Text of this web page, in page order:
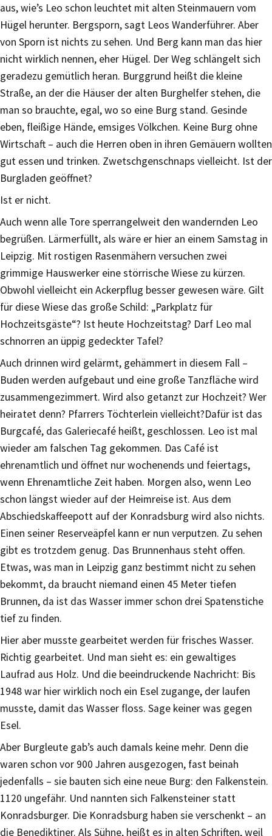
aus, wie’s Leo schon leuchtet mit alten Steinmauern vom
Hügel herunter. Bergsporn, sagt Leos Wanderführer. Aber
von Sporn ist nichts zu sehen. Und Berg kann man das hier
nicht wirklich nennen, eher Hügel. Der Weg schlängelt sich
geradezu gemütlich heran. Burggrund heißt die kleine
Straße, an der die Häuser der alten Burghelfer stehen, die
man so brauchte, egal, wo so eine Burg stand. Gesinde
eben, fleißige Hände, emsiges Völkchen. Keine Burg ohne
Wirtschaft – auch die Herren oben in ihren Gemäuern wollten
gut essen und trinken. Zwetschgenschnaps vielleicht. Ist der
Burgladen geöffnet?
Ist er nicht.
Auch wenn alle Tore sperrangelweit den wandernden Leo
begrüßen. Lärmerfüllt, als wäre er hier an einem Samstag in
Leipzig. Mit rostigen Rasenmähern versuchen zwei
grimmige Hauswerker eine störrische Wiese zu kürzen.
Obwohl vielleicht ein Ackerpflug besser gewesen wäre. Gilt
für diese Wiese das große Schild: „Parkplatz für
Hochzeitsgäste“? Ist heute Hochzeitstag? Darf Leo mal
schnorren an üppig gedeckter Tafel?
Auch drinnen wird gelärmt, gehämmert in diesem Fall –
Buden werden aufgebaut und eine große Tanzfläche wird
zusammengezimmert. Wird also getanzt zur Hochzeit? Wer
heiratet denn? Pfarrers Töchterlein vielleicht?Dafür ist das
Burgcafé, das Galeriecafé heißt, geschlossen. Leo ist mal
wieder am falschen Tag gekommen. Das Café ist
ehrenamtlich und öffnet nur wochenends und feiertags,
wenn Ehrenamtliche Zeit haben. Morgen also, wenn Leo
schon längst wieder auf der Heimreise ist. Aus dem
Abschiedskaffeepott auf der Konradsburg wird also nichts.
Einen seiner Reserveäpfel kann er nun verputzen. Zu sehen
gibt es trotzdem genug. Das Brunnenhaus steht offen.
Etwas, was man in Leipzig ganz bestimmt nicht zu sehen
bekommt, da braucht niemand einen 45 Meter tiefen
Brunnen, da ist das Wasser immer schon drei Spatenstiche
tief zu finden.
Hier aber musste gearbeitet werden für frisches Wasser.
Richtig gearbeitet. Und man sieht es: ein gewaltiges
Laufrad aus Holz. Und die beeindruckende Nachricht: Bis
1948 war hier wirklich noch ein Esel zugange, der laufen
musste, damit das Wasser floss. Sage keiner was gegen
Esel.
Aber Burgleute gab’s auch damals keine mehr. Denn die
waren schon vor 900 Jahren ausgezogen, fast beinah
jedenfalls – sie bauten sich eine neue Burg: den Falkenstein.
1120 ungefähr. Und nannten sich Falkensteiner statt
Konradsburger. Die Konradsburg haben sie verschenkt – an
die Benediktiner. Als Sühne, heißt es in alten Schriften, weil